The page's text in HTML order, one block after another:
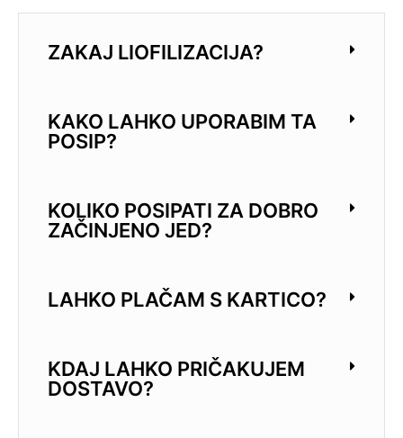
ZAKAJ LIOFILIZACIJA?
KAKO LAHKO UPORABIM TA
POSIP?
KOLIKO POSIPATI ZA DOBRO
ZAČINJENO JED?
LAHKO PLAČAM S KARTICO?
KDAJ LAHKO PRIČAKUJEM
DOSTAVO?